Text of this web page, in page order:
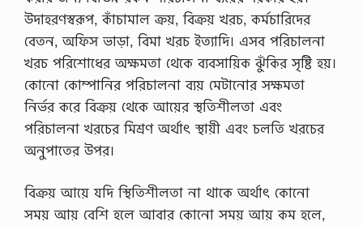
ন
…
উদাহরণস্বরূপ, কাঁচামাল ক্রয়, বিক্রয় খরচ, কর্মচারিদের
বেতন, অফিস ভাড়া, বিমা খরচ ইত্যাদি। এসব পরিচালনা
খরচ পরিশোধের অক্ষমতা থেকে ব্যবসায়িক ঝুঁকির সৃষ্টি হয়।
কোনো কোম্পানির পরিচালনা ব্যয় মেটানোর সক্ষমতা
নির্ভর করে বিক্রয় থেকে আয়ের স্থতিশীলতা এবং
পরিচালনা খরচের মিশ্রণ অর্থাৎ স্থায়ী এবং চলতি খরচের
অনুপাতের উপর।
বিক্রয় আয়ে যদি স্থিতিশীলতা না থাকে অর্থাৎ কোনো
সময় আয় বেশি হলে আবার কোনো সময় আয় কম হলে,